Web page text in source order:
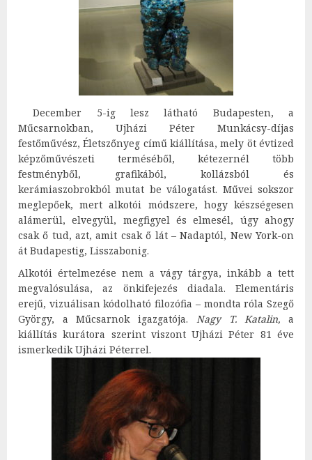
December 5-ig lesz látható Budapesten, a
Műcsarnokban, Ujházi Péter Munkácsy-díjas
festőművész, Életszőnyeg című kiállítása, mely öt évtized
képzőművészeti terméséből, kétezernél több
festményből, grafikából, kollázsból és
kerámiaszobrokból mutat be válogatást. Művei sokszor
meglepőek, mert alkotói módszere, hogy készségesen
alámerül, elvegyül, megfigyel és elmesél, úgy ahogy
csak ő tud, azt, amit csak ő lát – Nadaptól, New York-on
át Budapestig, Lisszabonig.
Alkotói értelmezése nem a vágy tárgya, inkább a tett
megvalósulása, az önkifejezés diadala. Elementáris
erejű, vizuálisan kódolható filozófia – mondta róla Szegő
György, a Műcsarnok igazgatója. Nagy T. Katalin,a
kiállítás kurátora szerint viszont Ujházi Péter 81 éve
ismerkedik Ujházi Péterrel.